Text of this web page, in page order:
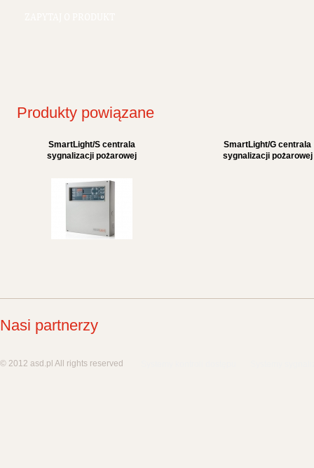
Produkty powiązane
SmartLight/S centrala
sygnalizacji pożarowej
SmartLight/G centrala
sygnalizacji pożarowej
Nasi partnerzy
© 2012 asd.pl All rights reserved